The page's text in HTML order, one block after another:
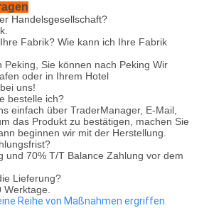
Handelsgesellschaft?
Fabrik? Wie kann ich Ihre Fabrik
Peking, Sie können nach Peking Wir
oder in Ihrem Hotel
uns!
bestelle ich?
einfach über TraderManager, E-Mail,
das Produkt zu bestätigen, machen Sie
beginnen wir mit der Herstellung.
und 70% T/T Balance Zahlung vor dem
Lieferung?
Reihe von Maßnahmen ergriffen.